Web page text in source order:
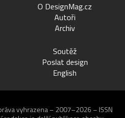
O DesignMag.cz
Autoři
Archiv
Soutěž
Poslat design
English
vyhrazena – 2007–2026 – ISSN